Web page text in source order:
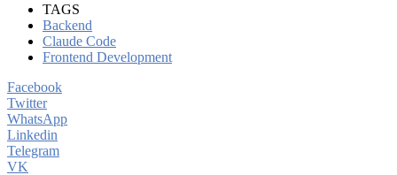
TAGS
Backend
Claude Code
Frontend Development
Facebook
Twitter
WhatsApp
Linkedin
Telegram
VK